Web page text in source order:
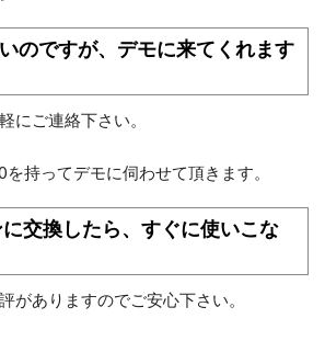
のですが、デモに来てくれます
にご連絡下さい。
持ってデモに伺わせて頂きます。
交換したら、すぐに使いこな
がありますのでご安心下さい。